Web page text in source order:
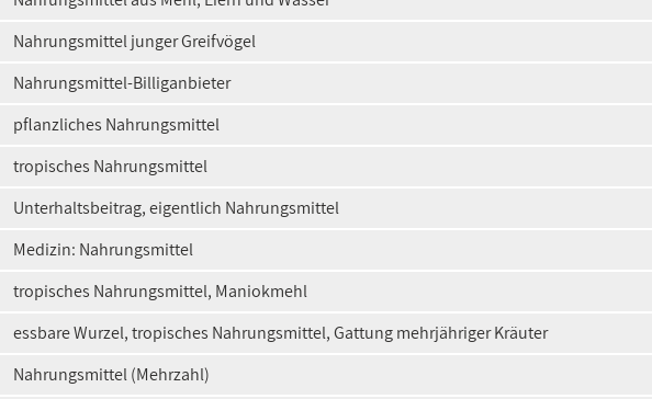
Nahrungsmittel junger Greifvögel
Nahrungsmittel-Billiganbieter
pflanzliches Nahrungsmittel
tropisches Nahrungsmittel
Unterhaltsbeitrag, eigentlich Nahrungsmittel
Medizin: Nahrungsmittel
tropisches Nahrungsmittel, Maniokmehl
essbare Wurzel, tropisches Nahrungsmittel, Gattung mehrjähriger Kräuter
Nahrungsmittel (Mehrzahl)